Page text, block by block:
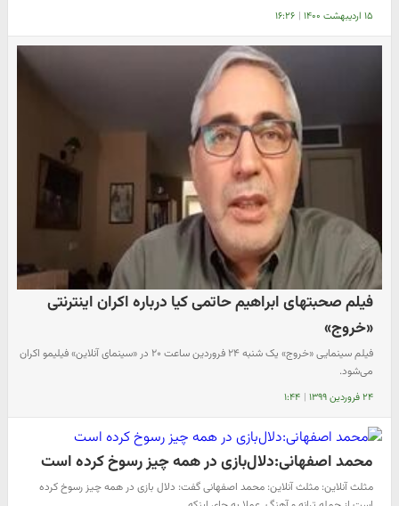
۱۵ اردیبهشت ۱۴۰۰ | ۱۶:۲۶
فیلم صحبتهای ابراهیم حاتمی کیا درباره اکران اینترنتی
«خروج»
فیلم سینمایی «خروج» یک شنبه ۲۴ فروردین ساعت ۲۰ در «سینمای آنلاین» فیلیمو اکران
می‌شود.
۲۴ فروردین ۱۳۹۹ | ۱:۴۴
محمد اصفهانی:دلال‌بازی در همه چیز رسوخ کرده است
مثلث آنلاین: مثلث آنلاین: محمد اصفهانی گفت: دلال بازی در همه چیز رسوخ کرده